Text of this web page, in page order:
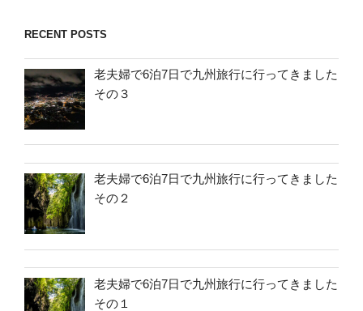
RECENT POSTS
老夫婦で6泊7日で九州旅行に行ってきました
その３
老夫婦で6泊7日で九州旅行に行ってきました
その２
老夫婦で6泊7日で九州旅行に行ってきました
その１